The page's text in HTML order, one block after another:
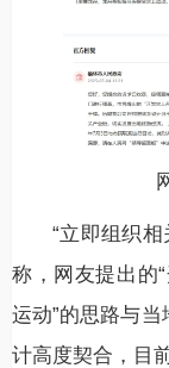
“立即组织
称，网友提出的
运动”的思路与当
计高度契合，目